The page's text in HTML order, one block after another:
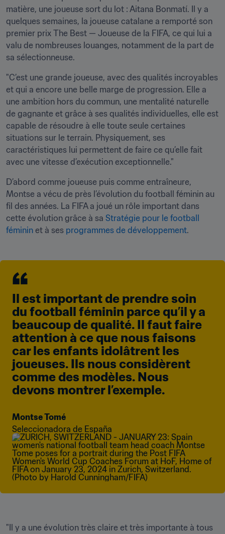
matière, une joueuse sort du lot : Aitana Bonmatí. Il y a
quelques semaines, la joueuse catalane a remporté son
premier prix The Best — Joueuse de la FIFA, ce qui lui a
valu de nombreuses louanges, notamment de la part de
sa sélectionneuse.
"C’est une grande joueuse, avec des qualités incroyables
et qui a encore une belle marge de progression. Elle a
une ambition hors du commun, une mentalité naturelle
de gagnante et grâce à ses qualités individuelles, elle est
capable de résoudre à elle toute seule certaines
situations sur le terrain. Physiquement, ses
caractéristiques lui permettent de faire ce qu’elle fait
avec une vitesse d’exécution exceptionnelle."
D’abord comme joueuse puis comme entraîneure,
Montse a vécu de près l’évolution du football féminin au
fil des années. La FIFA a joué un rôle important dans
cette évolution grâce à sa Stratégie pour le football
féminin et à ses programmes de développement.
Il est important de prendre soin
du football féminin parce qu’il y a
beaucoup de qualité. Il faut faire
attention à ce que nous faisons
car les enfants idolâtrent les
joueuses. Ils nous considèrent
comme des modèles. Nous
devons montrer l’exemple.
Montse Tomé
Seleccionadora de España
"Il y a une évolution très claire et très importante à tous